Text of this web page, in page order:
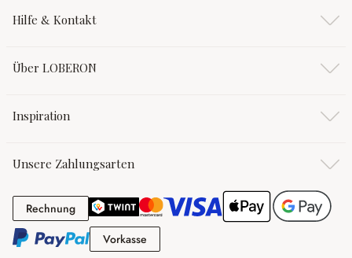
Hilfe & Kontakt
Über LOBERON
Inspiration
Unsere Zahlungsarten
RechnungRechnung
Vorkasse